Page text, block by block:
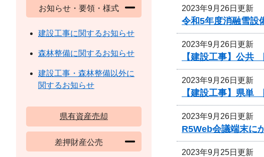
2023年9月26日更新
令和5年度消融雪設
2023年9月26日更新
【建設工事】公共
2023年9月26日更新
【建設工事】県単
2023年9月26日更新
R5Web会議端末に
2023年9月25日更新
お知らせ・要領・様式
建設工事に関するお知らせ
森林整備に関するお知らせ
建設工事・森林整備以外に
関するお知らせ
県有資産売却
差押財産公売